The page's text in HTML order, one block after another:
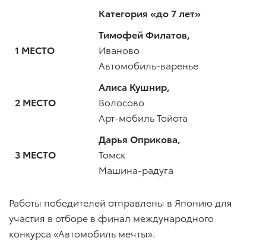
Категория «до 7 лет»
1 МЕСТО
Тимофей Филатов,
Иваново
Автомобиль-варенье
2 МЕСТО
Алиса Кушнир,
Волосово
Арт-мобиль Тойота
3 МЕСТО
Дарья Оприкова,
Томск
Машина-радуга
Работы победителей отправлены в Японию для
участия в отборе в финал международного
конкурса «Автомобиль мечты».